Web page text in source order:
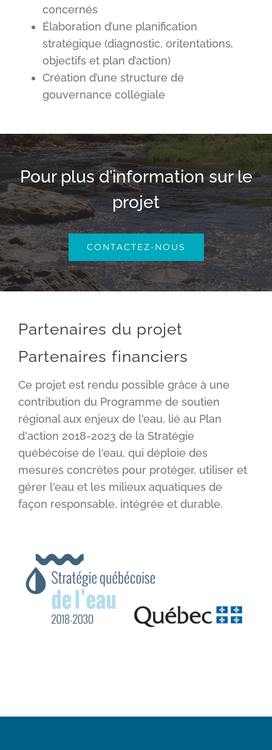
concernés
Élaboration d’une planification
stratégique (diagnostic, oritentations,
objectifs et plan d’action)
Création d’une structure de
gouvernance collégiale
Pour plus d’information sur le
projet
CONTACTEZ-NOUS
Partenaires du projet
Partenaires financiers
Ce projet est rendu possible grâce à une
contribution du Programme de soutien
régional aux enjeux de l'eau, lié au Plan
d'action 2018-2023 de la Stratégie
québécoise de l'eau, qui déploie des
mesures concrètes pour protéger, utiliser et
gérer l'eau et les milieux aquatiques de
façon responsable, intégrée et durable.